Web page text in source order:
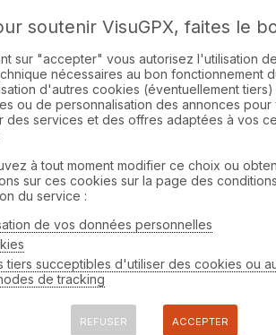
(76190)
Baons (76190)
(76640)
(76170)
soutenir VisuGPX, faites le
sur "accepter" vous autorisez l'utilisation
nécessaires au bon fonctionnement
d'autres cookies (éventuellement
ou de personnalisation des annonces pour
des services et des offres adaptées à vos
à tout moment modifier ce choix ou
sur ces cookies sur la page des
du service :
de vos données personnelles
tiers succeptibles d'utiliser des cookies ou
de tracking
REFUSER ACCEPTER